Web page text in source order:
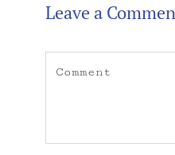
Leave a